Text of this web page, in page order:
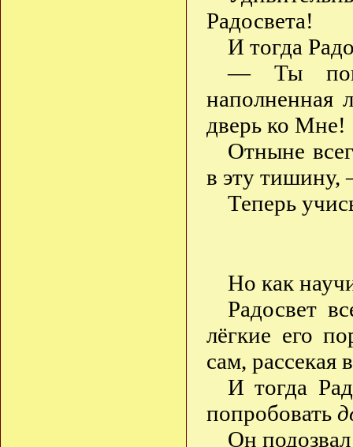
Радосвета!
И тогда
— Ты
наполненная
дверь ко Мне!
Отныне
в эту
Теперь
Но как
Радосвет
лёгкие его
сам, рассекая
И тогда
попробовать
Он